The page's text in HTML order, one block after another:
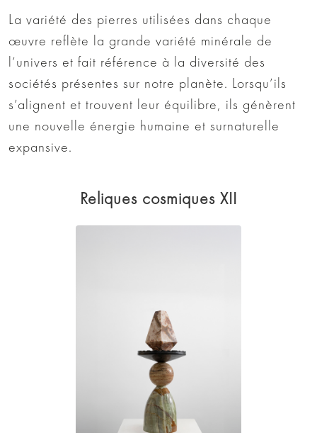
La variété des pierres utilisées dans chaque
œuvre reflète la grande variété minérale de
l’univers et fait référence à la diversité des
sociétés présentes sur notre planète. Lorsqu’ils
s’alignent et trouvent leur équilibre, ils génèrent
une nouvelle énergie humaine et surnaturelle
expansive.
Reliques cosmiques XII